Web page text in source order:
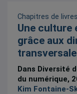
Chapitres de livres
Une culture
grâce aux
Dans Diversité
du numérique,
Kim Fontaine-